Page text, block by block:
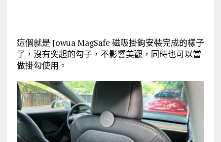
這個就是 Jowua MagSafe 磁吸掛鉤安裝完成的樣子
了，沒有突起的勾子，不影響美觀，同時也可以當
做掛勾使用。